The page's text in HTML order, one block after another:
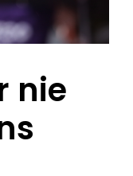
nie